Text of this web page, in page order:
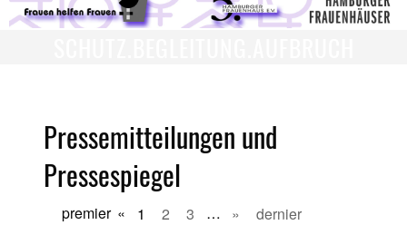
Pressemitteilungen und
Pressespiegel
premier « 1 2 3 … » dernier